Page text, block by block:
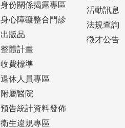
身份關係揭露專區
身心障礙整合門診
出版品
整體計畫
收費標準
退休人員專區
附屬醫院
預告統計資料發佈
衛生違規專區
活動訊息
法規查詢
徵才公告